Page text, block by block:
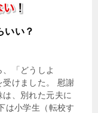
いい？
「どうしよ
受けました。 慰謝
、別れた元夫に
は小学生（転校す